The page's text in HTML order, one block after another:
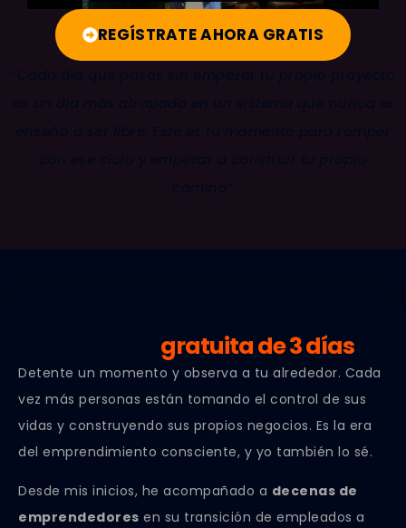
REGÍSTRATE AHORA GRATIS
gratuita de 3 días?
Detente un momento y observa a tu alrededor. Cada
vez más personas están tomando el control de sus
vidas y construyendo sus propios negocios. Es la era
del emprendimiento consciente, y yo también lo sé.
Desde mis inicios, he acompañado a decenas de
emprendedores en su transición de empleados a